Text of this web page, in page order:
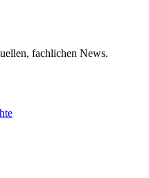
fachlichen News.